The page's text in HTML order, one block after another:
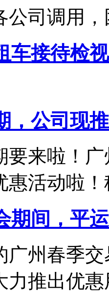
公司调用，
车接待检视
，公司现
要来啦！
惠活动啦！
期间，平
广州春季
力推出优惠